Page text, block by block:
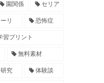
園関係 セリア
リ 恐怖症
習プリント
無料素材
究 体験談